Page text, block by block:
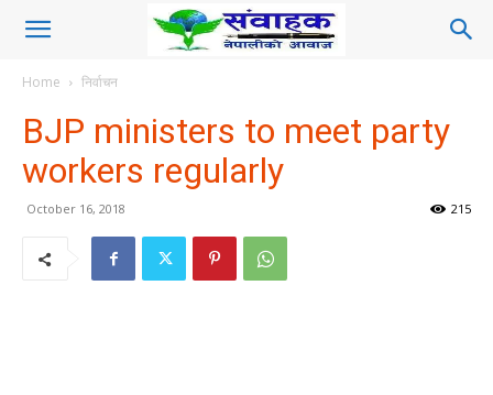
Home निर्वाचन
BJP ministers to meet party
workers regularly
October 16, 2018 215